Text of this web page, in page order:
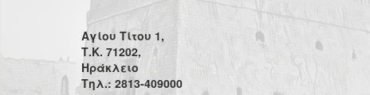
Αγίου Τίτου 1,
Τ.Κ. 71202,
Ηράκλειο
Τηλ.: 2813-409000